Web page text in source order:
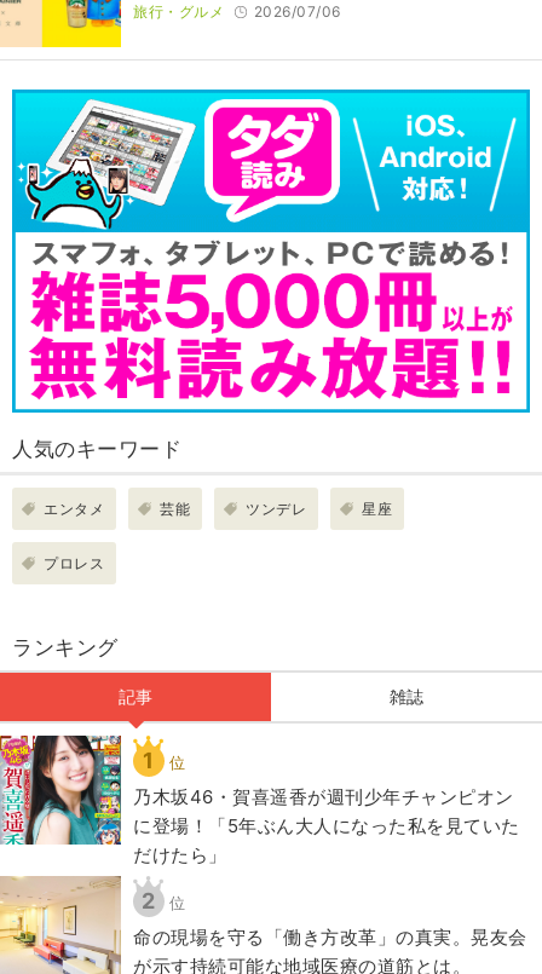
旅行・グルメ 2026/07/06
人気のキーワード
エンタメ 芸能 ツンデレ 星座
プロレス
ランキング
記事 雑誌
1 位
乃木坂46・賀喜遥香が週刊少年チャンピオン
に登場！「5年ぶん大人になった私を見ていた
だけたら」
2 位
​命の現場を守る「働き方改革」の真実。晃友会
が示す持続可能な地域医療の道筋とは。